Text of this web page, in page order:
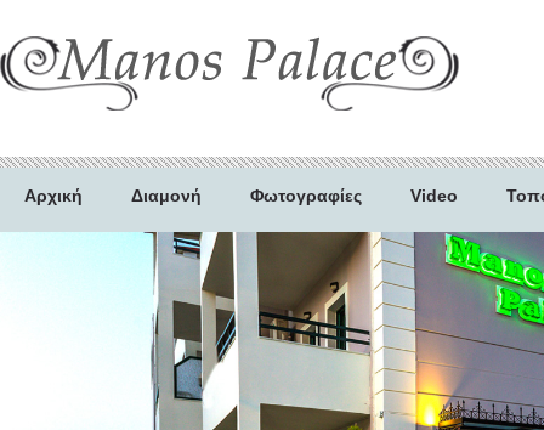
Αρχική Διαμονή Φωτογραφίες Video